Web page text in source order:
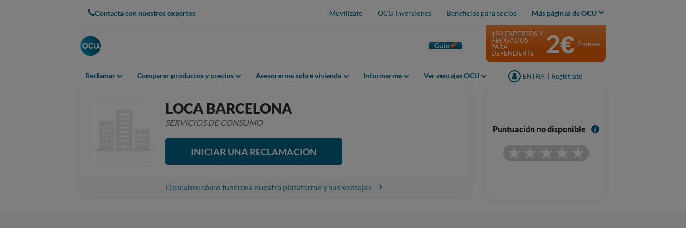
Contacta con nuestros expertos Movilízate OCU Inversiones Beneficios para socios Más páginas de OCU
Guio
Reclamar Comparar productos y precios Asesorarme sobre vivienda Informarme Ver ventajas OCU ENTRA Regístrate
150 EXPERTOS Y
ABOGADOS
PARA
DEFENDERTE
2€ 2meses
LOCA BARCELONA
SERVICIOS DE CONSUMO
INICIAR UNA RECLAMACIÓN
Descubre cómo funciona nuestra plataforma y sus ventajas
Puntuación no disponible
I